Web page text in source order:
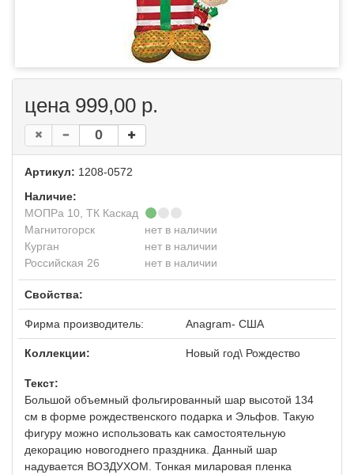
цена 999,00 р.
Артикул: 1208-0572
Наличие:
МОПРа 10, ТК Каскад
Магнитогорск
нет в наличии
Курган
нет в наличии
Российская 26
нет в наличии
Свойства:
Фирма производитель: Anagram- США
Коллекции: Новый год\ Рождество
Текст:
Большой объемный фольгированный шар высотой 134
см в форме рождественского подарка и Эльфов. Такую
фигуру можно использовать как самостоятельную
декорацию новогоднего праздника. Данный шар
надувается ВОЗДУХОМ. Тонкая миларовая пленка